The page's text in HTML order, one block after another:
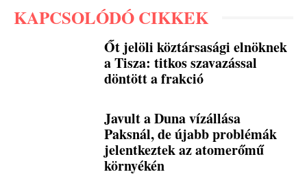
KAPCSOLÓDÓ CIKKEK
Őt jelöli köztársasági elnöknek
a Tisza: titkos szavazással
döntött a frakció
Javult a Duna vízállása
Paksnál, de újabb problémák
jelentkeztek az atomerőmű
környékén